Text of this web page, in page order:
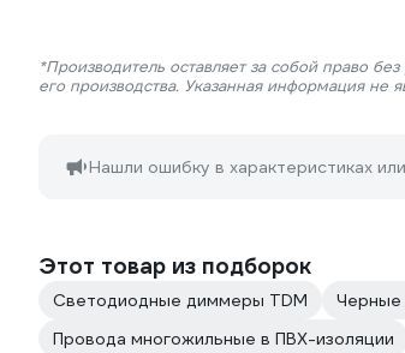
*Производитель оставляет за собой право
его производства. Указанная информация не
Нашли ошибку в характеристиках
Этот товар из подборок
Светодиодные диммеры TDM Черные
Провода многожильные в ПВХ-изоляции